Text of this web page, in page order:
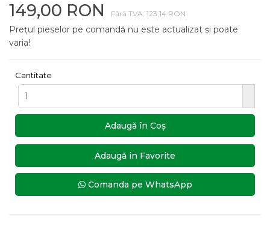
149,00 RON Fără TVA: 123,14 RON
Prețul pieselor pe comandă nu este actualizat și poate
varia!
Cantitate
Adaugă în Coş
Adaugă in Favorite
Comanda pe WhatsApp